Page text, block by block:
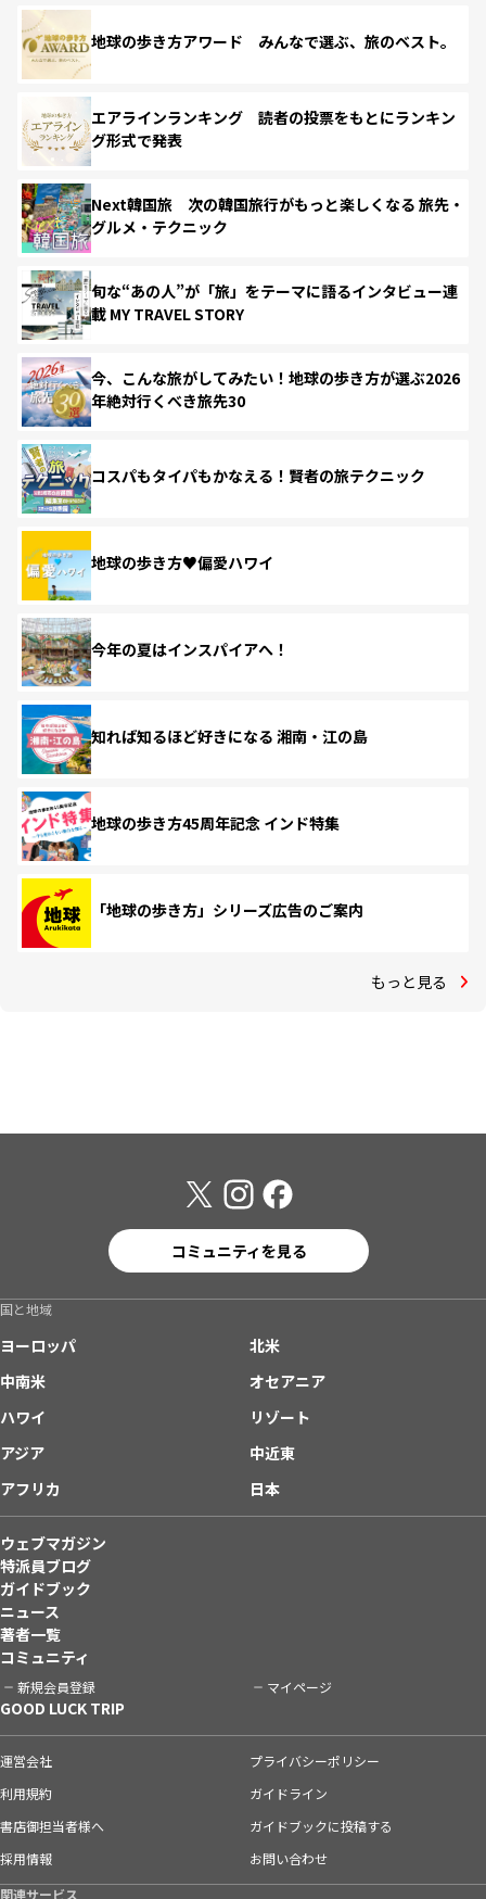
地球の歩き方アワード みんなで選ぶ、旅のベスト。
エアラインランキング 読者の投票をもとにランキン
グ形式で発表
Next韓国旅 次の韓国旅行がもっと楽しくなる 旅先・
グルメ・テクニック
旬な“あの人”が「旅」をテーマに語るインタビュー連
載 MY TRAVEL STORY
今、こんな旅がしてみたい！地球の歩き方が選ぶ2026
年絶対行くべき旅先30
コスパもタイパもかなえる！賢者の旅テクニック
地球の歩き方♥偏愛ハワイ
今年の夏はインスパイアへ！
知れば知るほど好きになる 湘南・江の島
地球の歩き方45周年記念 インド特集
「地球の歩き方」シリーズ広告のご案内
もっと見る
コミュニティを見る
国と地域
ヨーロッパ
北米
中南米
オセアニア
ハワイ
リゾート
アジア
中近東
アフリカ
日本
ウェブマガジン
特派員ブログ
ガイドブック
ニュース
著者一覧
コミュニティ
新規会員登録 マイページ
GOOD LUCK TRIP
運営会社
プライバシーポリシー
利用規約
ガイドライン
書店御担当者様へ
ガイドブックに投稿する
採用情報
お問い合わせ
関連サービス